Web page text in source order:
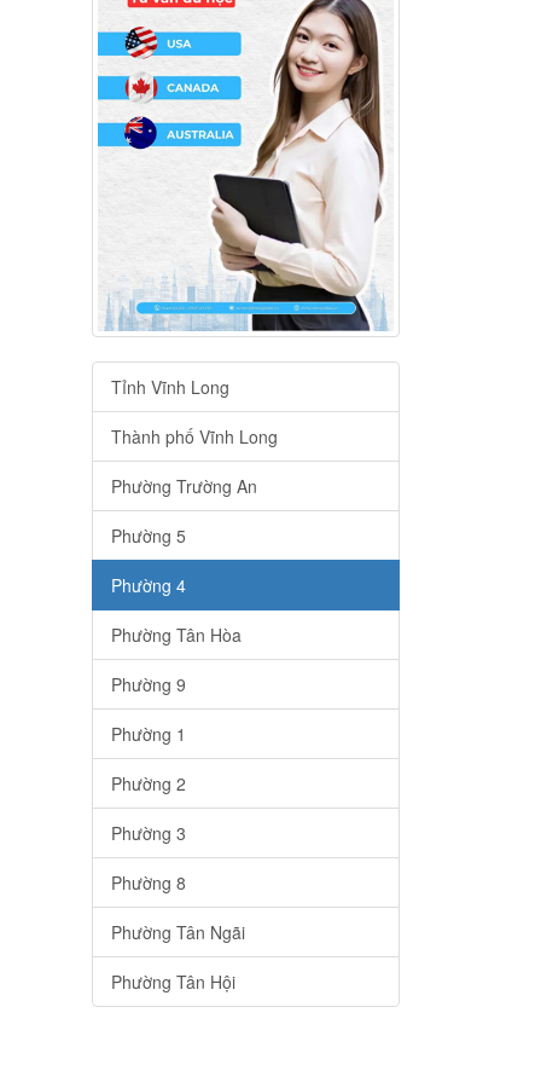
Tỉnh Vĩnh Long
Thành phố Vĩnh Long
Phường Trường An
Phường 5
Phường 4
Phường Tân Hòa
Phường 9
Phường 1
Phường 2
Phường 3
Phường 8
Phường Tân Ngãi
Phường Tân Hội